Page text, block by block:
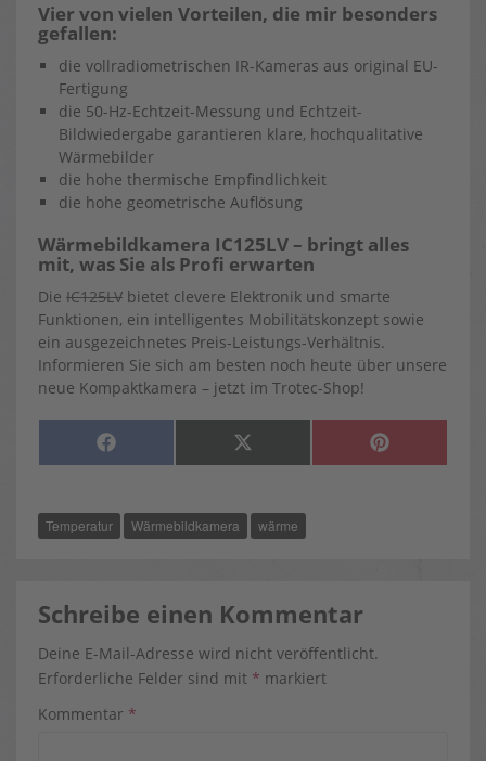
Vier von vielen Vorteilen, die mir besonders
gefallen:
die vollradiometrischen IR-Kameras aus original EU-
Fertigung
die 50-Hz-Echtzeit-Messung und Echtzeit-
Bildwiedergabe garantieren klare, hochqualitative
Wärmebilder
die hohe thermische Empfindlichkeit
die hohe geometrische Auflösung
Wärmebildkamera IC125LV – bringt alles
mit, was Sie als Profi erwarten
Die IC125LV bietet clevere Elektronik und smarte
Funktionen, ein intelligentes Mobilitätskonzept sowie
ein ausgezeichnetes Preis-Leistungs-Verhältnis.
Informieren Sie sich am besten noch heute über unsere
neue Kompaktkamera – jetzt im Trotec-Shop!
SHARE
F
A
O
K
SHARE
X
(
T
T
E
SHARE
P
I
Temperatur Wärmebildkamera wärme
Schreibe einen Kommentar
Deine E-Mail-Adresse wird nicht veröffentlicht.
Erforderliche Felder sind mit * markiert
Kommentar *